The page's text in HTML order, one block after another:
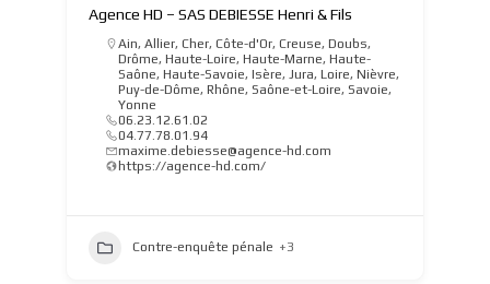
Agence HD – SAS DEBIESSE Henri & Fils
Ain, Allier, Cher, Côte-d'Or, Creuse, Doubs,
Drôme, Haute-Loire, Haute-Marne, Haute-
Saône, Haute-Savoie, Isère, Jura, Loire, Nièvre,
Puy-de-Dôme, Rhône, Saône-et-Loire, Savoie,
Yonne
06.23.12.61.02
04.77.78.01.94
maxime.debiesse@agence-hd.com
https://agence-hd.com/
Contre-enquête pénale +3